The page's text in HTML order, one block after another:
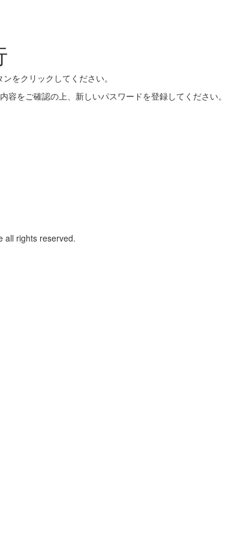
をクリックしてください。
をご確認の上、新しいパスワードを登録してください。
all rights reserved.